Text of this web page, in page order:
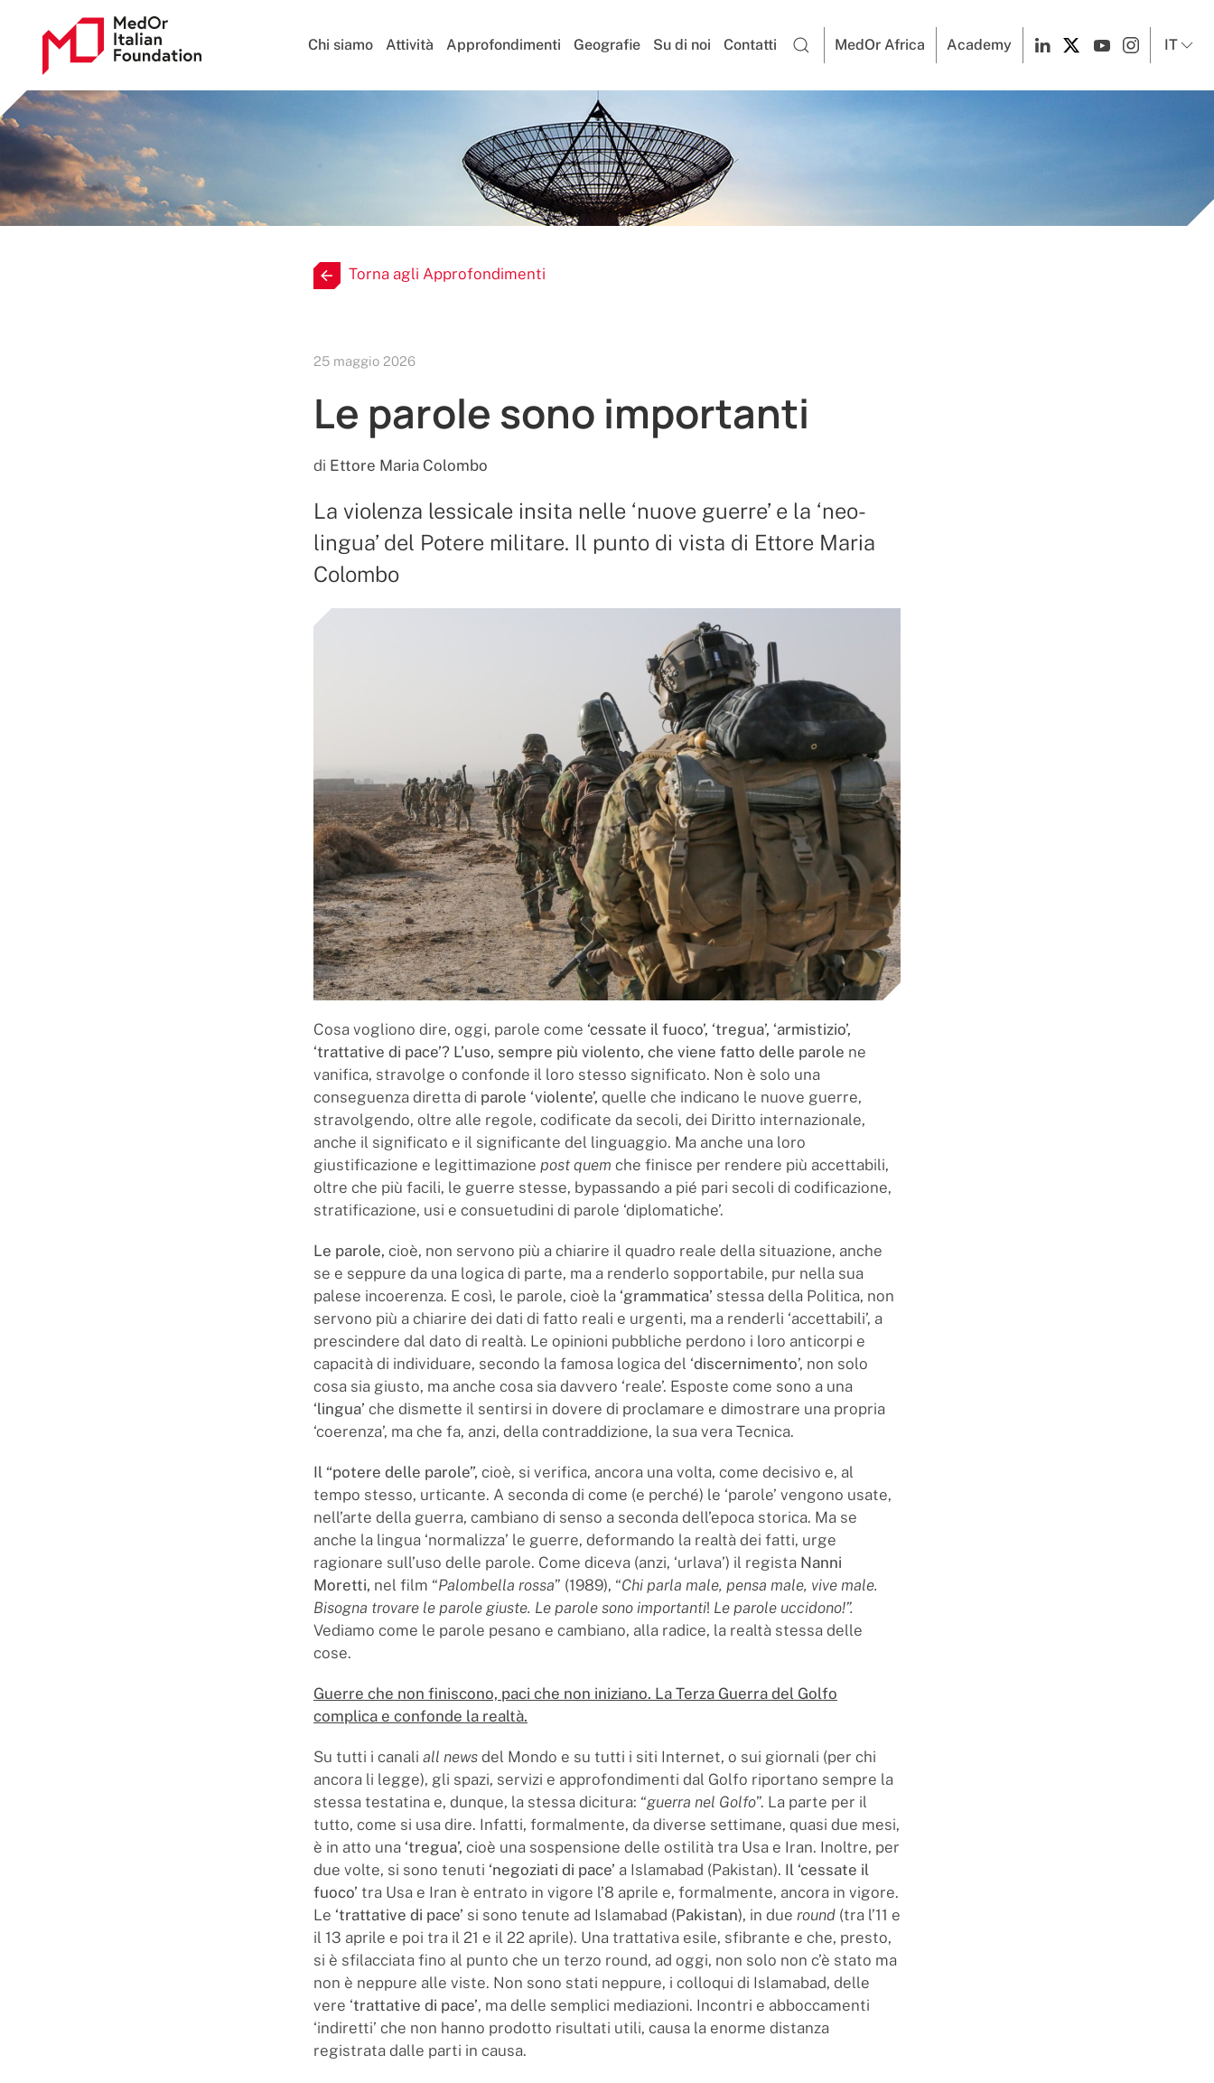
Chi siamo Attività Approfondimenti Geografie Su di noi Contatti MedOr Africa Academy IT
Torna agli Approfondimenti
25 maggio 2026
Le parole sono importanti
di Ettore Maria Colombo
La violenza lessicale insita nelle ‘nuove guerre’ e la ‘neo-
lingua’ del Potere militare. Il punto di vista di Ettore Maria
Colombo
Cosa vogliono dire, oggi, parole come ‘cessate il fuoco’, ‘tregua’, ‘armistizio’,
‘trattative di pace’? L’uso, sempre più violento, che viene fatto delle parole ne
vanifica, stravolge o confonde il loro stesso significato. Non è solo una
conseguenza diretta di parole ‘violente’, quelle che indicano le nuove guerre,
stravolgendo, oltre alle regole, codificate da secoli, dei Diritto internazionale,
anche il significato e il significante del linguaggio. Ma anche una loro
giustificazione e legittimazione post quem che finisce per rendere più accettabili,
oltre che più facili, le guerre stesse, bypassando a pié pari secoli di codificazione,
stratificazione, usi e consuetudini di parole ‘diplomatiche’.
Le parole, cioè, non servono più a chiarire il quadro reale della situazione, anche
se e seppure da una logica di parte, ma a renderlo sopportabile, pur nella sua
palese incoerenza. E così, le parole, cioè la ‘grammatica’ stessa della Politica, non
servono più a chiarire dei dati di fatto reali e urgenti, ma a renderli ‘accettabili’, a
prescindere dal dato di realtà. Le opinioni pubbliche perdono i loro anticorpi e
capacità di individuare, secondo la famosa logica del ‘discernimento’, non solo
cosa sia giusto, ma anche cosa sia davvero ‘reale’. Esposte come sono a una
‘lingua’ che dismette il sentirsi in dovere di proclamare e dimostrare una propria
‘coerenza’, ma che fa, anzi, della contraddizione, la sua vera Tecnica.
Il “potere delle parole”, cioè, si verifica, ancora una volta, come decisivo e, al
tempo stesso, urticante. A seconda di come (e perché) le ‘parole’ vengono usate,
nell’arte della guerra, cambiano di senso a seconda dell’epoca storica. Ma se
anche la lingua ‘normalizza’ le guerre, deformando la realtà dei fatti, urge
ragionare sull’uso delle parole. Come diceva (anzi, ‘urlava’) il regista Nanni
Moretti, nel film “Palombella rossa” (1989), “Chi parla male, pensa male, vive male.
Bisogna trovare le parole giuste. Le parole sono importanti! Le parole uccidono!”.
Vediamo come le parole pesano e cambiano, alla radice, la realtà stessa delle
cose.
Guerre che non finiscono, paci che non iniziano. La Terza Guerra del Golfo
complica e confonde la realtà.
Su tutti i canali all news del Mondo e su tutti i siti Internet, o sui giornali (per chi
ancora li legge), gli spazi, servizi e approfondimenti dal Golfo riportano sempre la
stessa testatina e, dunque, la stessa dicitura: “guerra nel Golfo”. La parte per il
tutto, come si usa dire. Infatti, formalmente, da diverse settimane, quasi due mesi,
è in atto una ‘tregua’, cioè una sospensione delle ostilità tra Usa e Iran. Inoltre, per
due volte, si sono tenuti ‘negoziati di pace’ a Islamabad (Pakistan). Il ‘cessate il
fuoco’ tra Usa e Iran è entrato in vigore l’8 aprile e, formalmente, ancora in vigore.
Le ‘trattative di pace’ si sono tenute ad Islamabad (Pakistan), in due round (tra l’11 e
il 13 aprile e poi tra il 21 e il 22 aprile). Una trattativa esile, sfibrante e che, presto,
si è sfilacciata fino al punto che un terzo round, ad oggi, non solo non c’è stato ma
non è neppure alle viste. Non sono stati neppure, i colloqui di Islamabad, delle
vere ‘trattative di pace’, ma delle semplici mediazioni. Incontri e abboccamenti
‘indiretti’ che non hanno prodotto risultati utili, causa la enorme distanza
registrata dalle parti in causa.